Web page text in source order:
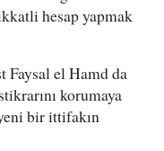
hesap yapmak
Faysal el Hamd da
korumaya
bir ittifakın